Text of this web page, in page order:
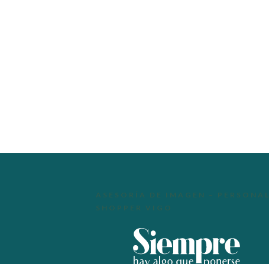
ASESORÍA DE IMAGEN – PERSONAL
SHOPPER VIGO